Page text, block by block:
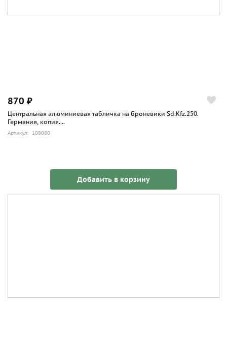
870 ₽
Центральная алюминиевая табличка на броневики Sd.Kfz.250.
Германия, копия....
Артикул: 108080
Добавить в корзину